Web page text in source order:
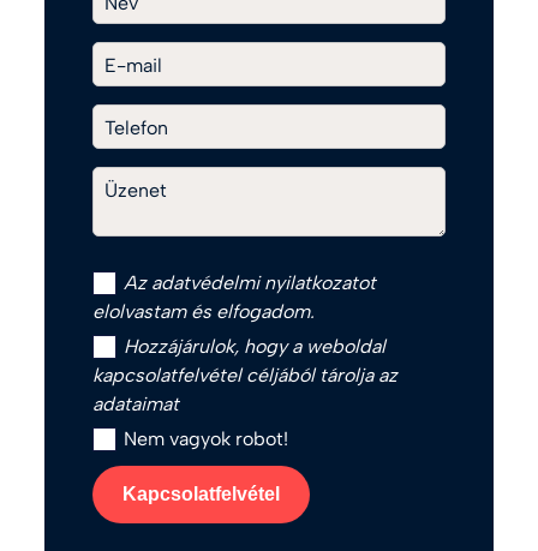
E-mail
Telefon
Üzenet
Az adatvédelmi nyilatkozatot
elolvastam és elfogadom.
Hozzájárulok, hogy a weboldal
kapcsolatfelvétel céljából tárolja az
adataimat
Nem vagyok robot!
Kapcsolatfelvétel